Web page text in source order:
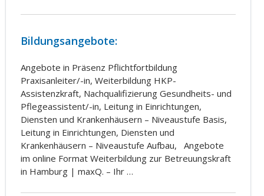
Bildungsangebote:
Angebote in Präsenz Pflichtfortbildung
Praxisanleiter/-in, Weiterbildung HKP-
Assistenzkraft, Nachqualifizierung Gesundheits- und
Pflegeassistent/-in, Leitung in Einrichtungen,
Diensten und Krankenhäusern – Niveaustufe Basis,
Leitung in Einrichtungen, Diensten und
Krankenhäusern – Niveaustufe Aufbau, Angebote
im online Format Weiterbildung zur Betreuungskraft
in Hamburg | maxQ. – Ihr …